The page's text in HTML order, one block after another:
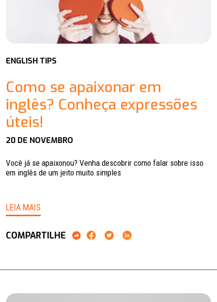
ENGLISH TIPS
Como se apaixonar em
inglês? Conheça expressões
úteis!
20 DE NOVEMBRO
Você já se apaixonou? Venha descobrir como falar sobre isso
em inglês de um jeito muito simples
LEIA MAIS
COMPARTILHE